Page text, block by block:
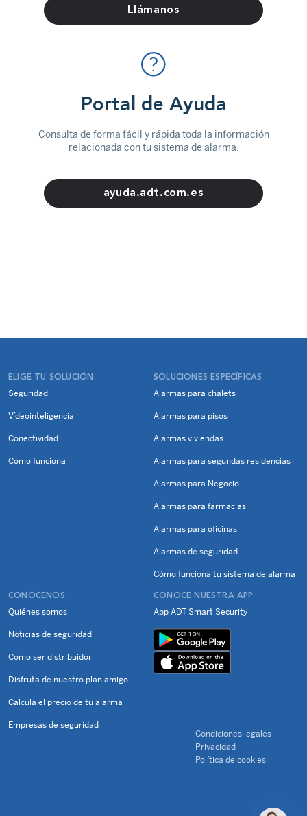
Llámanos
Portal de Ayuda
Consulta de forma fácil y rápida toda la información
relacionada con tu sistema de alarma.
ayuda.adt.com.es
ELIGE TU SOLUCIÓN
Seguridad
Vídeointeligencia
Conectividad
Cómo funciona
SOLUCIONES ESPECÍFICAS
Alarmas para chalets
Alarmas para pisos
Alarmas viviendas
Alarmas para segundas residencias
Alarmas para Negocio
Alarmas para farmacias
Alarmas para oficinas
Alarmas de seguridad
Cómo funciona tu sistema de alarma
CONÓCENOS
Quiénes somos
Noticias de seguridad
Cómo ser distribuidor
Disfruta de nuestro plan amigo
Calcula el precio de tu alarma
Empresas de seguridad
CONOCE NUESTRA APP
App ADT Smart Security
Condiciones legales
Privacidad
Política de cookies